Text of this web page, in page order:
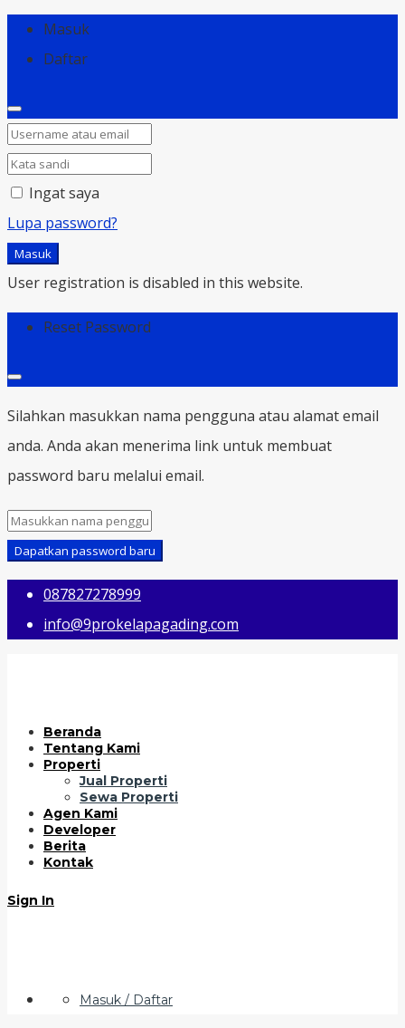
Masuk
Daftar
Ingat saya
Lupa password?
Masuk
User registration is disabled in this website.
Reset Password
Silahkan masukkan nama pengguna atau alamat email
anda. Anda akan menerima link untuk membuat
password baru melalui email.
Dapatkan password baru
087827278999
info@9prokelapagading.com
Beranda
Tentang Kami
Properti
Jual Properti
Sewa Properti
Agen Kami
Developer
Berita
Kontak
Sign In
Masuk / Daftar